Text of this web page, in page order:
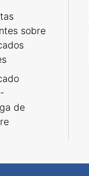
sobre
de